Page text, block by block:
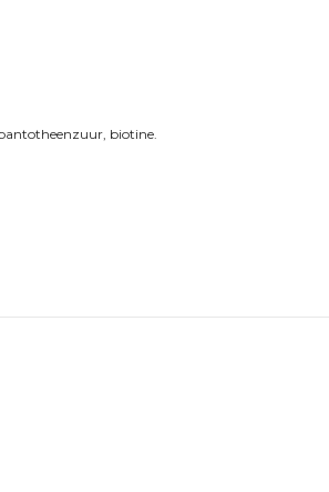
biotine.